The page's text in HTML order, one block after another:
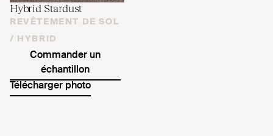
Hybrid Stardust
REVÊTEMENT DE SOL
/
HYBRID
Commander un
échantillon
Télécharger photo